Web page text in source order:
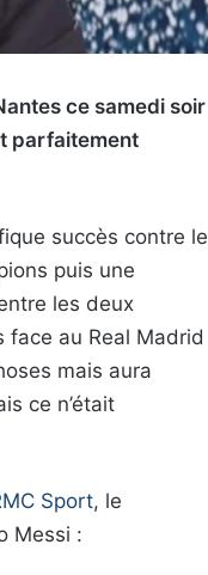
ce samedi soir
parfaitement
succès contre le
puis une
les deux
face au Real Madrid
mais aura
ce n’était
Sport, le
Messi :